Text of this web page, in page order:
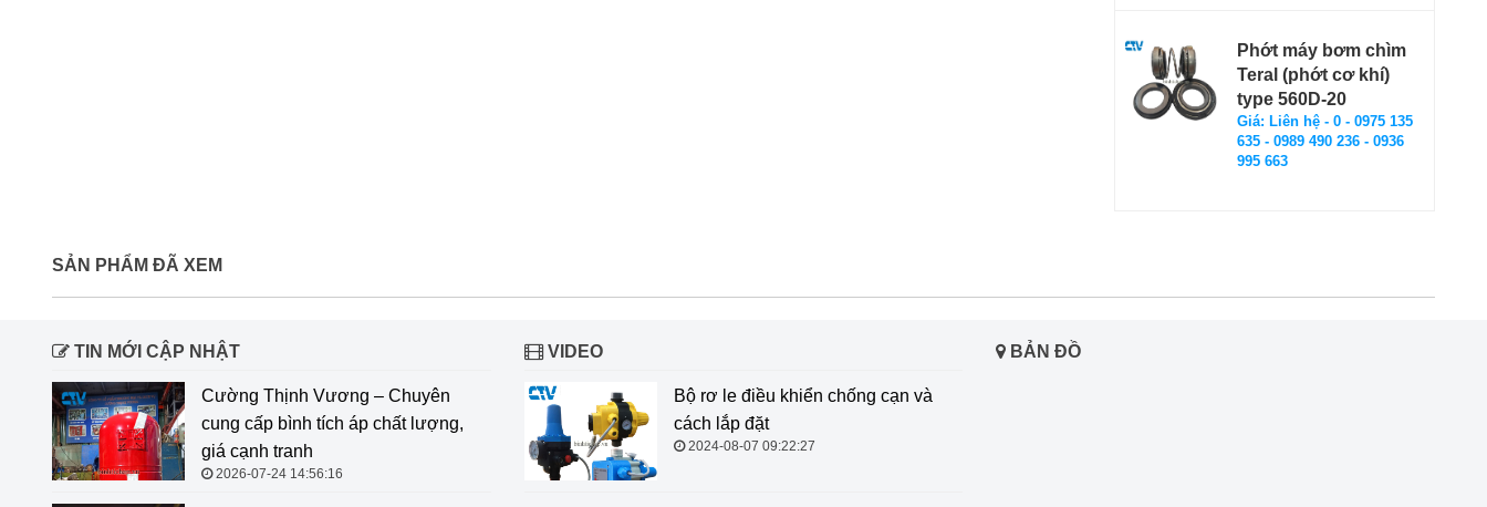
Phớt máy bơm chìm
Teral (phớt cơ khí)
type 560D-20
Giá: Liên hệ - 0 - 0975 135
635 - 0989 490 236 - 0936
995 663
SẢN PHẨM ĐÃ XEM
TIN MỚI CẬP NHẬT
Cường Thịnh Vương – Chuyên
cung cấp bình tích áp chất lượng,
giá cạnh tranh
2026-07-24 14:56:16
VIDEO
Bộ rơ le điều khiển chống cạn và
cách lắp đặt
2024-08-07 09:22:27
BẢN ĐỒ